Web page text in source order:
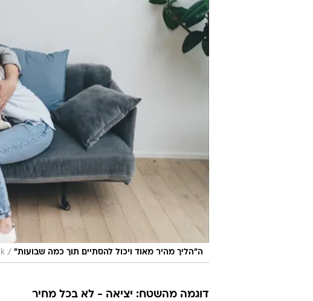
ה"הליך מהיר מאוד ויכול להסתיים תוך כמה שבועות" /
דוגמה מהשטח: יציאה - לא בכל מחיר